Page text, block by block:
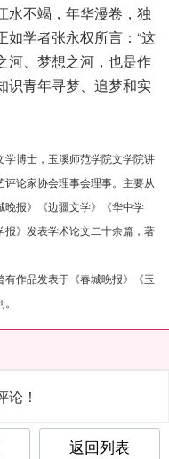
水不竭，年华漫卷，独
如学者张永权所言：“这
河、梦想之河，也是作
识青年寻梦、追梦和实
博士，玉溪师范学院文学院讲
论家协会理事会理事。主要从
报》《边疆文学》《华中学
》发表学术论文二十余篇，著
作品发表于《春城晚报》《玉
论！
返回列表